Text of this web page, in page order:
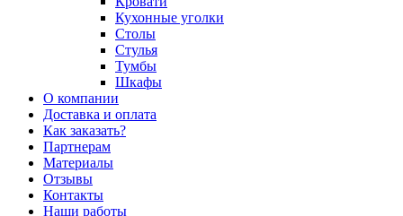
Кухонные уголки
Столы
Стулья
Тумбы
Шкафы
О компании
Доставка и оплата
Как заказать?
Партнерам
Материалы
Отзывы
Контакты
Наши работы